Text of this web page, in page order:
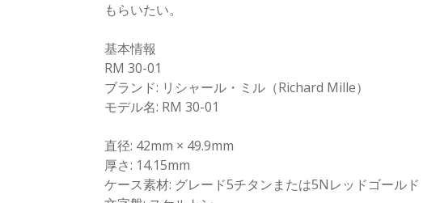
もらいたい。
基本情報
RM 30-01
ブランド: リシャール・ミル（Richard Mille）
モデル名: RM 30-01
直径: 42mm × 49.9mm
厚さ: 14.15mm
ケース素材: グレード5チタンまたは5Nレッドゴールド